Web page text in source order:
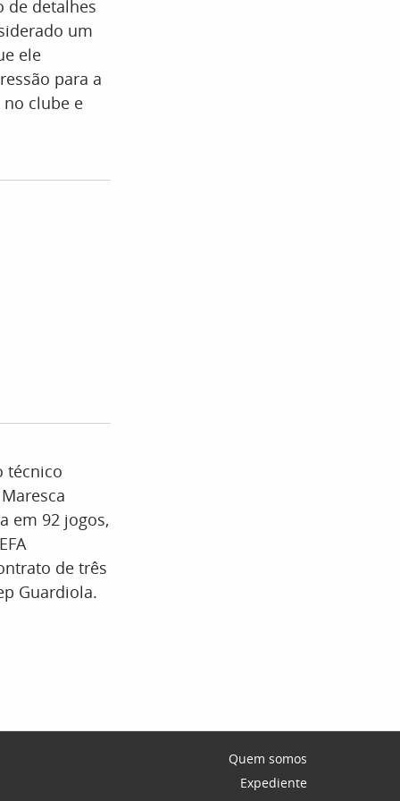
de detalhes
um
ele
para a
clube e
técnico
em 92 jogos,
de três
Guardiola.
Quem somos
Expediente